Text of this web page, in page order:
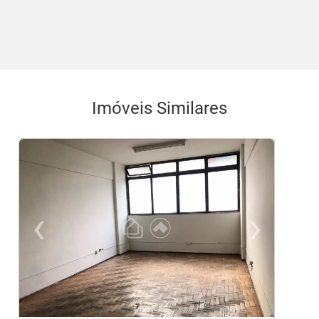
Imóveis Similares
‹
Previous
›